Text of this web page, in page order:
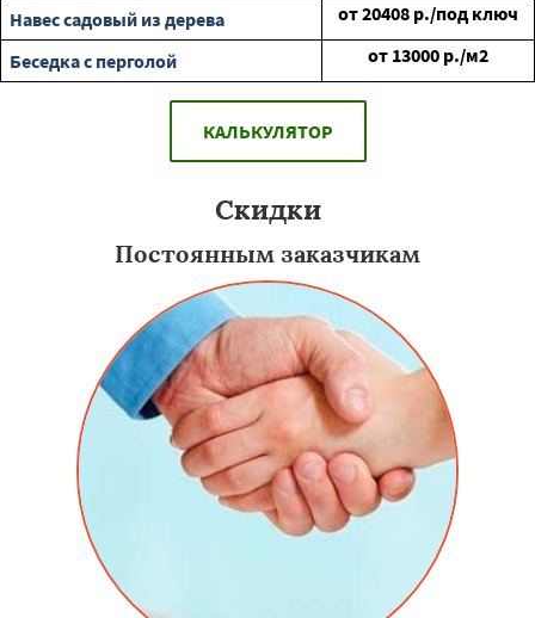
Навес садовый из дерева
от20408 р./под ключ
Беседка с перголой
от 13000 р./м2
КАЛЬКУЛЯТОР
Скидки
Постоянным заказчикам